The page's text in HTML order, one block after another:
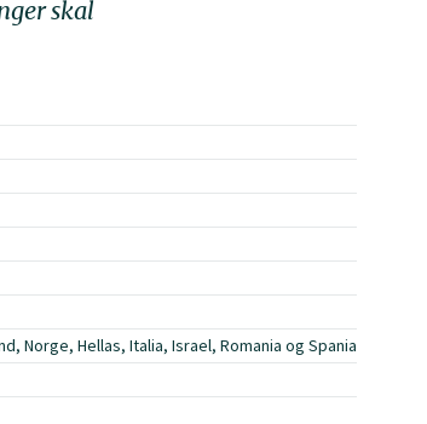
skal
Norge, Hellas, Italia, Israel, Romania og Spania